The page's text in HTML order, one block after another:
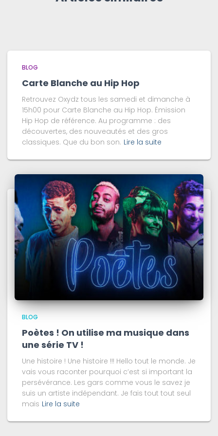
BLOG
Carte Blanche au Hip Hop
Retrouvez Oxydz tous les samedi et dimanche à
15h00 pour Carte Blanche au Hip Hop. Émission
Hip Hop de référence. Au programme : des
découvertes, des nouveautés et des gros
classiques. Que du bon son. Lire la suite
BLOG
Poètes ! On utilise ma musique dans
une série TV !
Une histoire ! Une histoire !!! Hello tout le monde. Je
vais vous raconter pourquoi c’est si important la
persévérance. Les gars comme vous le savez je
suis un artiste indépendant. Je fais tout tout seul
mais Lire la suite